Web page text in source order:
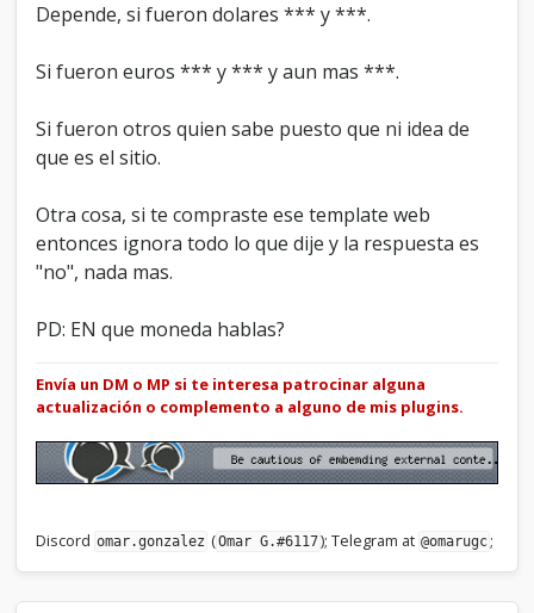
Depende, si fueron dolares *** y ***.
Si fueron euros *** y *** y aun mas ***.
Si fueron otros quien sabe puesto que ni idea de
que es el sitio.
Otra cosa, si te compraste ese template web
entonces ignora todo lo que dije y la respuesta es
"no", nada mas.
PD: EN que moneda hablas?
Envía un DM o MP si te interesa patrocinar alguna
actualización o complemento a alguno de mis plugins.
Discord omar.gonzalez (Omar G.#6117); Telegram at @omarugc ;